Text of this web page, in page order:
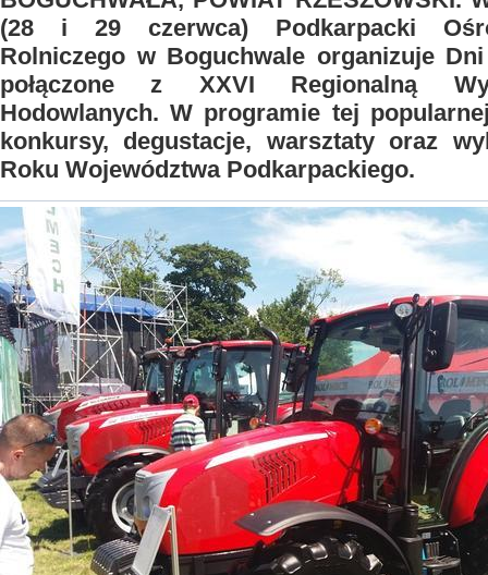
(28 i 29 czerwca) Podkarpacki
Rolniczego w Boguchwale organizuje
połączone z XXVI Regionalną
Hodowlanych. W programie tej
konkursy, degustacje, warsztaty oraz
Roku Województwa Podkarpackiego.